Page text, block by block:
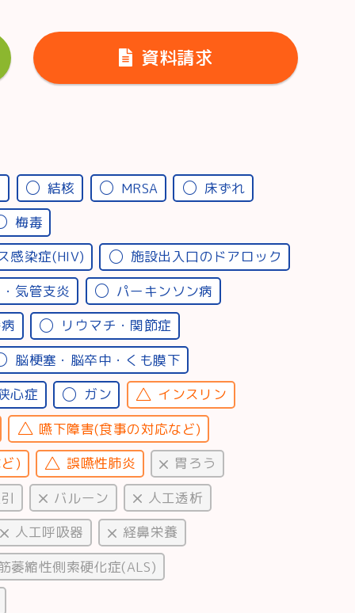
資料請求
結核 MRSA
床ずれ
梅毒
感染症(HIV)
施設出入口のドアロック
気管支炎
パーキンソン病
リウマチ・関節症
脳梗塞・脳卒中・くも膜下
心症
ガン
インスリン
嚥下障害(食事の対応など)
)
誤嚥性肺炎
胃ろう
バルーン
人工透析
人工呼吸器
経鼻栄養
萎縮性側索硬化症(ALS)